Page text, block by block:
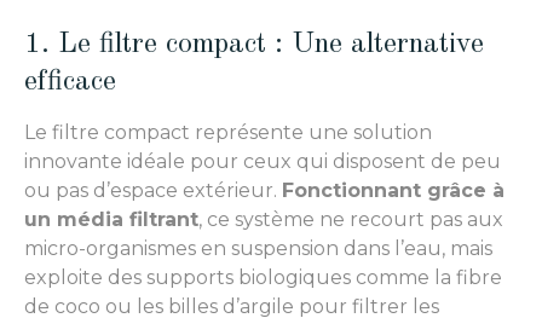
1. Le filtre compact : Une alternative
efficace
Le filtre compact représente une solution
innovante idéale pour ceux qui disposent de peu
ou pas d’espace extérieur. Fonctionnant grâce à
un média filtrant, ce système ne recourt pas aux
micro-organismes en suspension dans l’eau, mais
exploite des supports biologiques comme la fibre
de coco ou les billes d’argile pour filtrer les